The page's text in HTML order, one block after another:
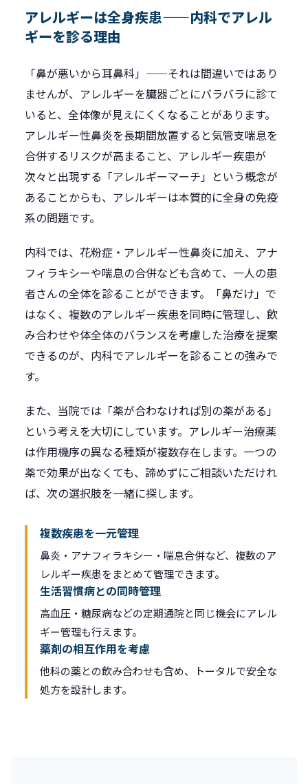
アレルギーは全身疾患——内科でアレル
ギーを診る理由
「鼻が悪いから耳鼻科」——それは間違いではあり
ませんが、アレルギーを臓器ごとにバラバラに診て
いると、全体像が見えにくくなることがあります。
アレルギー性鼻炎を長期間放置すると気管支喘息を
合併するリスクが高まること、アレルギー疾患が
次々と出現する「アレルギーマーチ」という概念が
あることからも、アレルギーは本質的に全身の免疫
系の問題です。
内科では、花粉症・アレルギー性鼻炎に加え、アナ
フィラキシーや喘息の合併なども含めて、一人の患
者さんの全体を診ることができます。「鼻だけ」で
はなく、複数のアレルギー疾患を同時に管理し、飲
み合わせや体全体のバランスを考慮した治療を提案
できるのが、内科でアレルギーを診ることの強みで
す。
また、当院では「薬が合わなければ別の薬がある」
という考えを大切にしています。アレルギー治療薬
は作用機序の異なる種類が複数存在します。一つの
薬で効果が出なくても、諦めずにご相談いただけれ
ば、次の選択肢を一緒に探します。
複数疾患を一元管理
鼻炎・アナフィラキシー・喘息合併など、複数のア
レルギー疾患をまとめて管理できます。
生活習慣病との同時管理
高血圧・糖尿病などの定期通院と同じ機会にアレル
ギー管理も行えます。
薬剤の相互作用を考慮
他科の薬との飲み合わせも含め、トータルで安全な
処方を設計します。